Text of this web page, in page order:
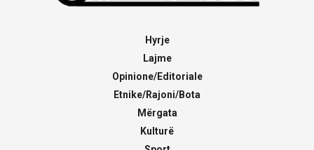
Hyrje
Lajme
Opinione/Editoriale
Etnike/Rajoni/Bota
Mërgata
Kulturë